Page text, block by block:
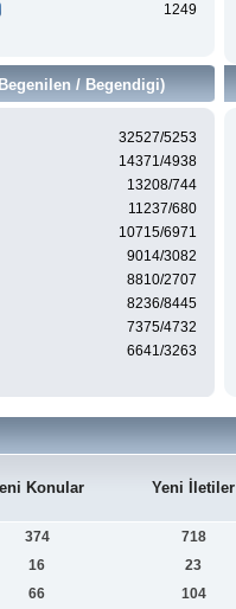
1249
/ Begendigi)
32527/5253
14371/4938
13208/744
11237/680
10715/6971
9014/3082
8810/2707
8236/8445
7375/4732
6641/3263
Konular Yeni İletiler
374 718
16 23
66 104